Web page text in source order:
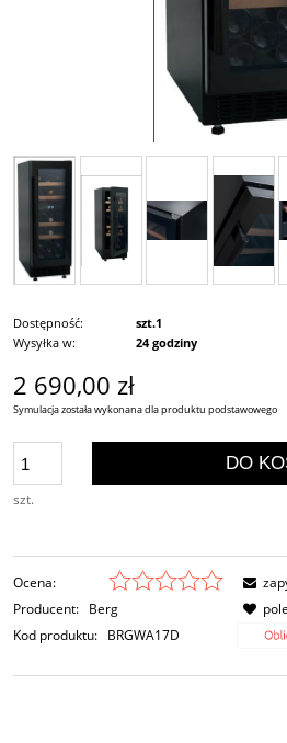
Dostępność:
szt.1
Wysyłka w:
24 godziny
2 690,00 zł
Symulacja została wykonana dla produktu podstawowego
szt.
DO
Ocena:
Producent: Berg
Kod produktu: BRGWA17D